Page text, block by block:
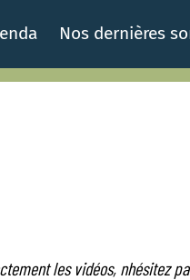
Nos dernières
les vidéos, nhésitez